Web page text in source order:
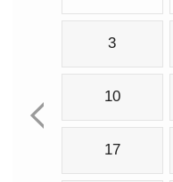
3
10
17